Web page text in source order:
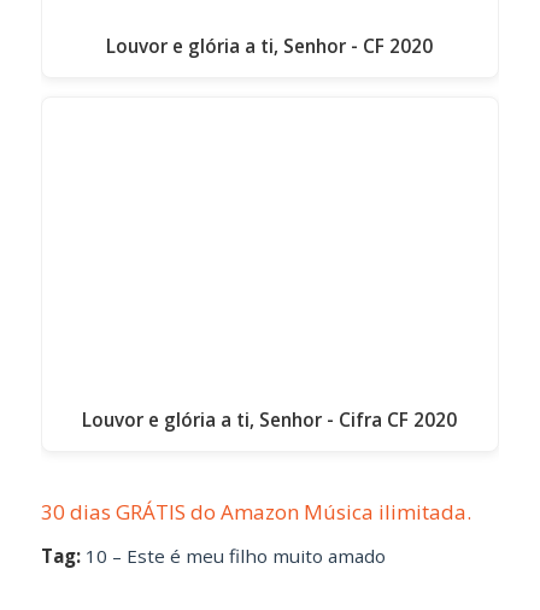
Louvor e glória a ti, Senhor - CF 2020
Louvor e glória a ti, Senhor - Cifra CF 2020
30 dias GRÁTIS do Amazon Música ilimitada.
Tag: 10 – Este é meu filho muito amado